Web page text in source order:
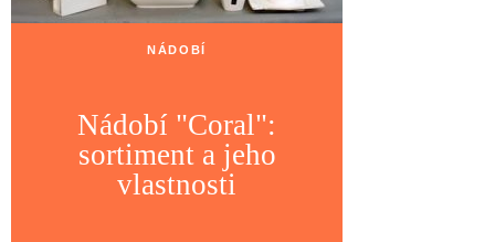
NÁDOBÍ
Nádobí "Coral":
sortiment a jeho
vlastnosti